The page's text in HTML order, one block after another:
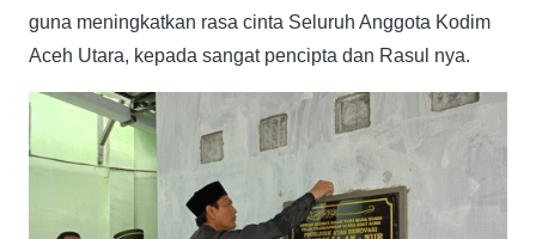
guna meningkatkan rasa cinta Seluruh Anggota Kodim
Aceh Utara, kepada sangat pencipta dan Rasul nya.